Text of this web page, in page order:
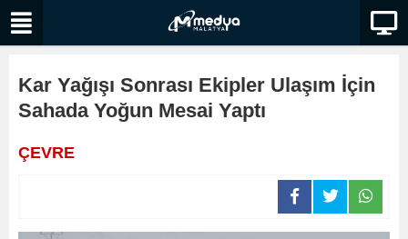
Kar Yağışı Sonrası Ekipler Ulaşım İçin
Sahada Yoğun Mesai Yaptı
ÇEVRE